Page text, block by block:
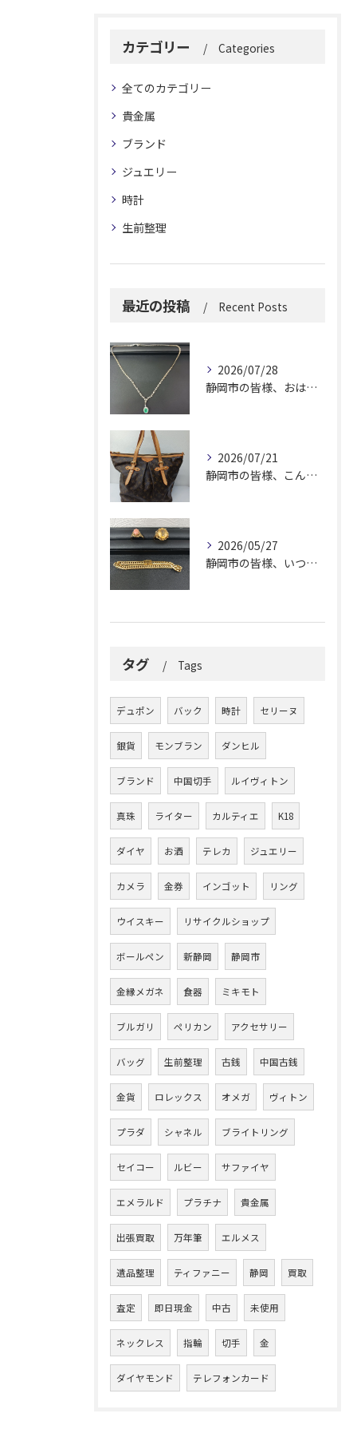
カテゴリー Categories
全てのカテゴリー
貴金属
ブランド
ジュエリー
時計
生前整理
最近の投稿 Recent Posts
2026/07/28
静岡市の皆様、おはようございます。
2026/07/21
静岡市の皆様、こんにちは！
2026/05/27
静岡市の皆様、いつも大変お世話になっております。
タグ Tags
デュポン バック 時計 セリーヌ
銀貨 モンブラン ダンヒル
ブランド 中国切手 ルイヴィトン
真珠 ライター カルティエ K18
ダイヤ お酒 テレカ ジュエリー
カメラ 金券 インゴット リング
ウイスキー リサイクルショップ
ボールペン 新静岡 静岡市
金縁メガネ 食器 ミキモト
ブルガリ ペリカン アクセサリー
バッグ 生前整理 古銭 中国古銭
金貨 ロレックス オメガ ヴィトン
プラダ シャネル ブライトリング
セイコー ルビー サファイヤ
エメラルド プラチナ 貴金属
出張買取 万年筆 エルメス
遺品整理 ティファニー 静岡 買取
査定 即日現金 中古 未使用
ネックレス 指輪 切手 金
ダイヤモンド テレフォンカード